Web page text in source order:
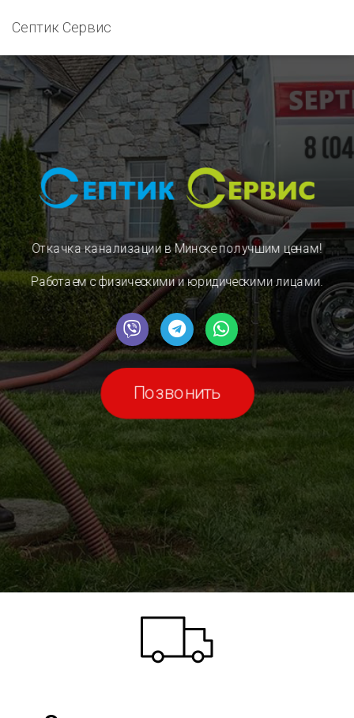
Септик Сервис
Откачка канализации в Минскепо лучшим ценам!
Работаем с физическими и юридическими лицами.
Позвонить